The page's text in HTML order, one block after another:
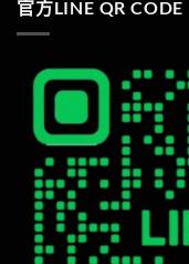
官方LINE QR CODE